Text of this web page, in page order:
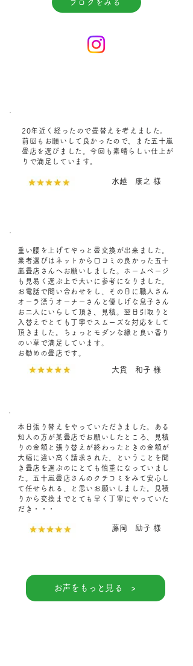
ブログをみる
20年近く経ったので畳替えを考えました。
前回もお願いして良かったので、また五十嵐
畳店を選びました。今回も素晴らしい仕上が
りで満足しています。
水越 康之 様
重い腰を上げてやっと畳交換が出来ました。
業者選びはネットから口コミの良かった五十
嵐畳店さんへお願いしました。ホームページ
も見易く選ぶ上で大いに参考になりました。
お電話で問い合わせをし、その日に職人さん
オーラ漂うオーナーさんと優しげな息子さん
お二人にいらして頂き、見積。翌日引取りと
入替えでとても丁寧でスムーズな対応をして
頂きました。ちょっとモダンな縁と良い香り
のい草で満足しています。
お勧めの畳店です。
大貫 和子 様
本日張り替えをやっていただきました。ある
知人の方が某畳店でお願いしたところ、見積
りの金額と張り替えが終わったときの金額が
大幅に違い高く請求された、ということを聞
き畳店を選ぶのにとても慎重になっていまし
た。五十嵐畳店さんのクチコミをみて安心し
て任せられる、と思いお願いしました。見積
りから交換までとても早く丁寧にやっていた
だき・・・
藤岡 励子 様
お声をもっと見る >